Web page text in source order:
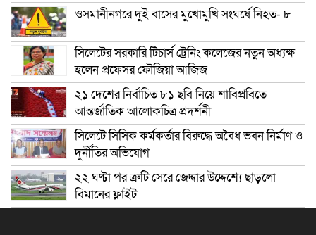
ওসমানীনগরে দুই বাসের মুখোমুখি সংঘর্ষে নিহত- ৮
সিলেটের সরকারি টিচার্স ট্রেনিং কলেজের নতুন অধ্যক্ষ
হলেন প্রফেসর ফৌজিয়া আজিজ
২১ দেশের নির্বাচিত ৮১ ছবি নিয়ে শাবিপ্রবিতে
আন্তর্জাতিক আলোকচিত্র প্রদর্শনী
সিলেটে সিসিক কর্মকর্তার বিরুদ্ধে অবৈধ ভবন নির্মাণ ও
দুর্নীতির অভিযোগ
২২ ঘণ্টা পর ত্রুটি সেরে জেদ্দার উদ্দেশ্যে ছাড়লো
বিমানের ফ্লাইট